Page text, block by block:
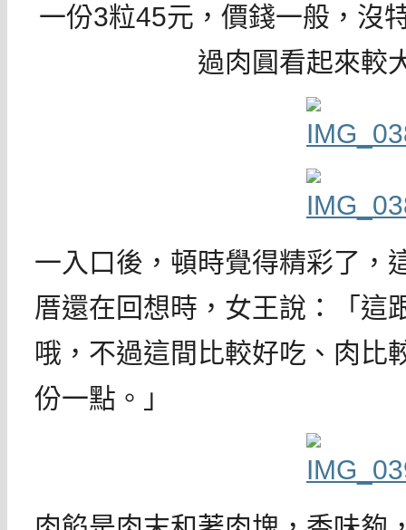
一份3粒45元，價錢一般，沒
過肉圓看起來較
一入口後，頓時覺得精彩了，
厝還在回想時，女王說：「這
哦，不過這間比較好吃、肉比
份一點。」